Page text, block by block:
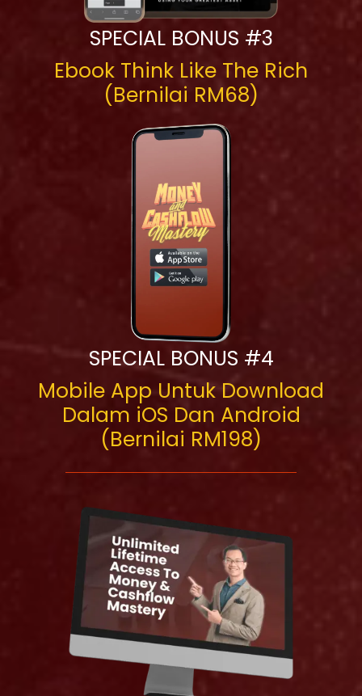
SPECIAL BONUS #3
Ebook Think Like The Rich
(Bernilai RM68)
SPECIAL BONUS #4
Mobile App Untuk Download
Dalam iOS Dan Android
(Bernilai RM198)